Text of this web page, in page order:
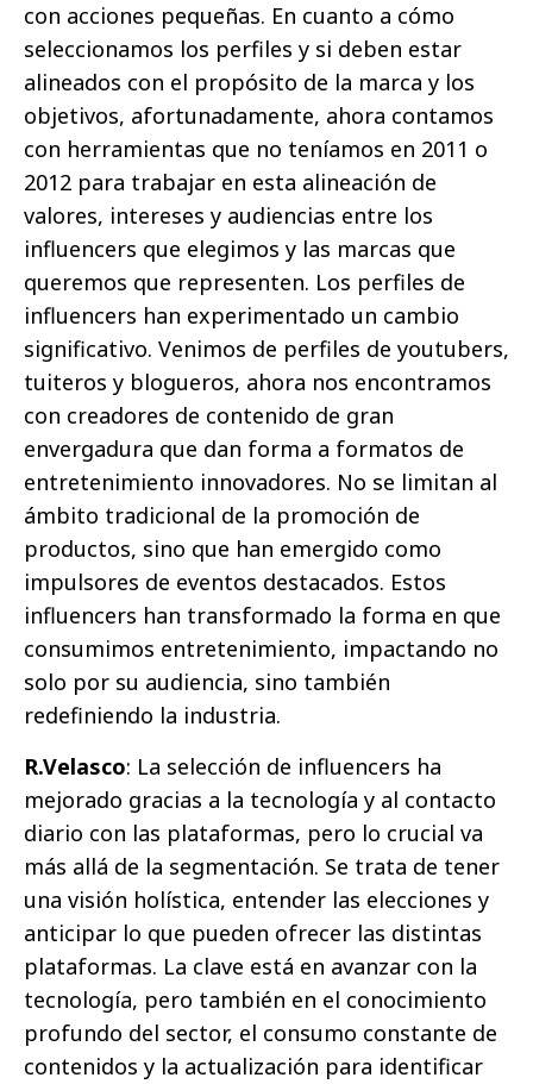
con acciones pequeñas. En cuanto a cómo
seleccionamos los perfiles y si deben estar
alineados con el propósito de la marca y los
objetivos, afortunadamente, ahora contamos
con herramientas que no teníamos en 2011 o
2012 para trabajar en esta alineación de
valores, intereses y audiencias entre los
influencers que elegimos y las marcas que
queremos que representen. Los perfiles de
influencers han experimentado un cambio
significativo. Venimos de perfiles de youtubers,
tuiteros y blogueros, ahora nos encontramos
con creadores de contenido de gran
envergadura que dan forma a formatos de
entretenimiento innovadores. No se limitan al
ámbito tradicional de la promoción de
productos, sino que han emergido como
impulsores de eventos destacados. Estos
influencers han transformado la forma en que
consumimos entretenimiento, impactando no
solo por su audiencia, sino también
redefiniendo la industria.
R.Velasco: La selección de influencers ha
mejorado gracias a la tecnología y al contacto
diario con las plataformas, pero lo crucial va
más allá de la segmentación. Se trata de tener
una visión holística, entender las elecciones y
anticipar lo que pueden ofrecer las distintas
plataformas. La clave está en avanzar con la
tecnología, pero también en el conocimiento
profundo del sector, el consumo constante de
contenidos y la actualización para identificar